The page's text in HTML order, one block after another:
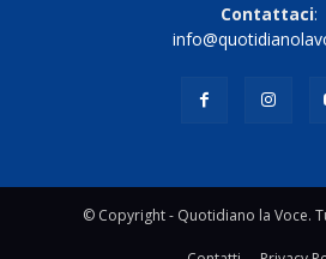
Contattaci:
© Copyright - Quotidiano la Voce.